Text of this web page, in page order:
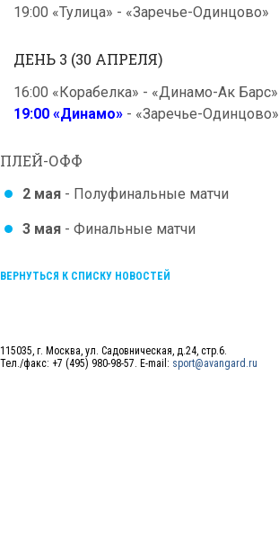
19:00 «Тулица» - «Заречье-Одинцово»
ДЕНЬ 3 (30 АПРЕЛЯ)
16:00 «Корабелка» - «Динамо-Ак Барс»
19:00 «Динамо» - «Заречье-Одинцово»
ПЛЕЙ-ОФФ
2 мая - Полуфинальные матчи
3 мая - Финальные матчи
ВЕРНУТЬСЯ К СПИСКУ НОВОСТЕЙ
115035, г. Москва, ул. Садовническая, д.24, стр.6.
Тел./факс: +7 (495) 980-98-57. E-mail: sport@avangard.ru